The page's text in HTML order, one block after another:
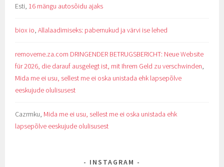
Esti, 16 mängu autosõidu ajaks
biox io ,Allalaadimiseks: pabernukud ja värvi ise lehed
removeme.za.com DRINGENDER BETRUGSBERICHT: Neue Website
für 2026, die darauf ausgelegt ist, mit Ihrem Geld zu verschwinden
Mida me ei usu, sellest me ei oska unistada ehk lapsepõlve
eeskujude olulisusest
Cazrmku Mida me ei usu, sellest me ei oska unistada ehk
lapsepõlve eeskujude olulisusest
INSTAGRAM